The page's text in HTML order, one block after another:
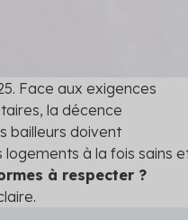
Face aux exigences
la décence
bailleurs doivent
à la fois sains
à respecter ?